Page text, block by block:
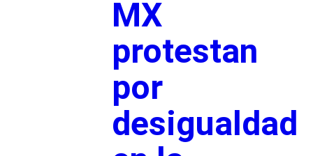
MX
protestan
por
desigualdad